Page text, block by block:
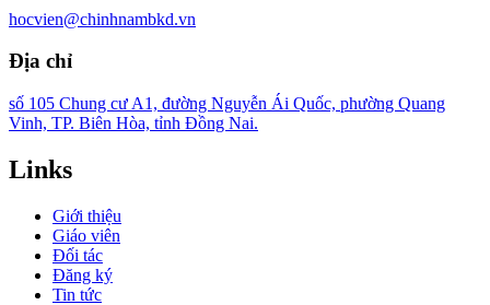
hocvien@chinhnambkd.vn
Địa chỉ
số 105 Chung cư A1, đường Nguyễn Ái Quốc, phường Quang
Vinh, TP. Biên Hòa, tỉnh Đồng Nai.
Links
Giới thiệu
Giáo viên
Đối tác
Đăng ký
Tin tức